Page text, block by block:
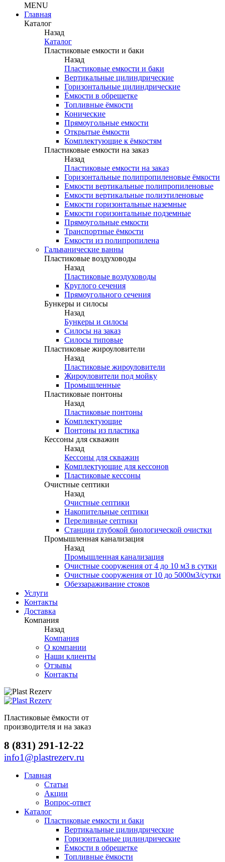
MENU
Главная
Каталог
Назад
Каталог
Пластиковые емкости и баки
Назад
Пластиковые емкости и баки
Вертикальные цилиндрические
Горизонтальные цилиндрические
Ёмкости в обрешетке
Топливные ёмкости
Конические
Прямоугольные емкости
Открытые ёмкости
Комплектующие к ёмкостям
Пластиковые емкости на заказ
Назад
Пластиковые емкости на заказ
Горизонтальные полипропиленовые ёмкости
Емкости вертикальные полипропиленовые
Емкости вертикальные полиэтиленовые
Емкости горизонтальные наземные
Емкости горизонтальные подземные
Прямоугольные емкости
Транспортные ёмкости
Емкости из полипропилена
Гальванические ванны
Пластиковые воздуховоды
Назад
Пластиковые воздуховоды
Круглого сечения
Прямоугольного сечения
Бункеры и силосы
Назад
Бункеры и силосы
Силосы на заказ
Силосы типовые
Пластиковые жироуловители
Назад
Пластиковые жироуловители
Жироуловители под мойку
Промышленные
Пластиковые понтоны
Назад
Пластиковые понтоны
Комплектующие
Понтоны из пластика
Кессоны для скважин
Назад
Кессоны для скважин
Комплектующие для кессонов
Пластиковые кессоны
Очистные септики
Назад
Очистные септики
Накопительные септики
Переливные септики
Станции глубокой биологической очистки
Промышленная канализация
Назад
Промышленная канализация
Очистные сооружения от 4 до 10 м3 в сутки
Очистные сооружения от 10 до 5000м3/сутки
Обеззараживание стоков
Услуги
Контакты
Доставка
Компания
Назад
Компания
О компании
Наши клиенты
Отзывы
Контакты
Пластиковые ёмкости от
производителя и на заказ
8 (831) 291-12-22
info1@plastrezerv.ru
Главная
Статьи
Акции
Вопрос-ответ
Каталог
Пластиковые емкости и баки
Вертикальные цилиндрические
Горизонтальные цилиндрические
Ёмкости в обрешетке
Топливные ёмкости